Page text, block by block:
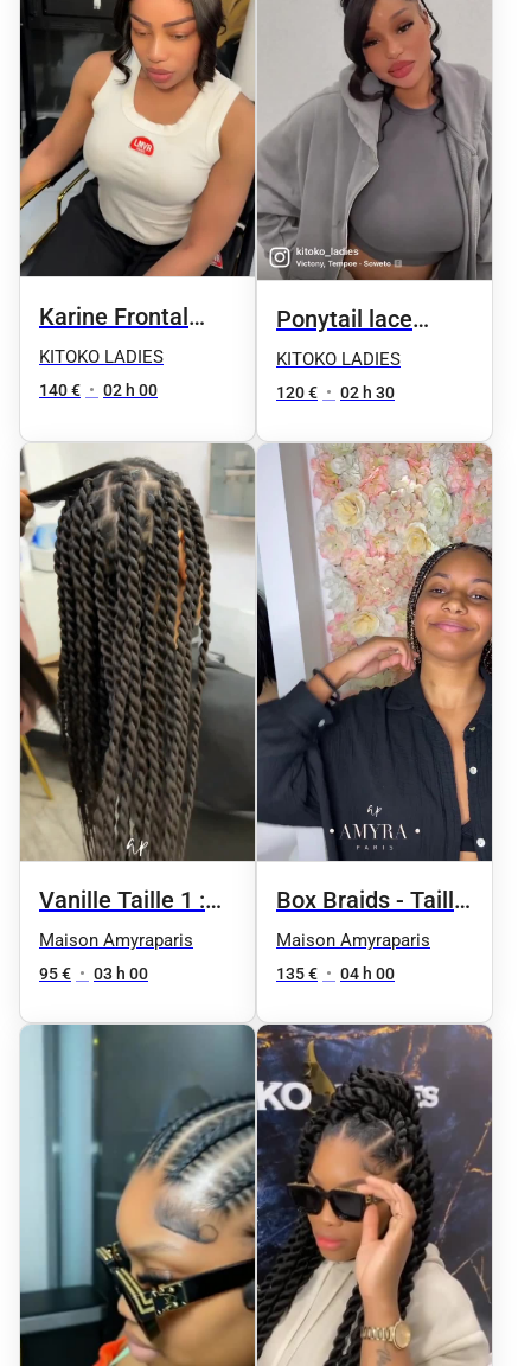
Karine Frontal
ponytail
KITOKO LADIES
140 € • 02 h 00
Ponytail lace
frontal haut
KITOKO LADIES
120 € • 02 h 30
Vanille Taille 1 :
Jusqu'aux épaules
Maison Amyraparis
95 € • 03 h 00
Box Braids - Taille
4 / milieu du dos
Maison Amyraparis
135 € • 04 h 00